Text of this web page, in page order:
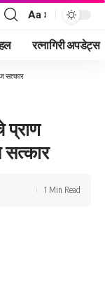
Font
Resizer
Aa
रत्नागिरी अपडेट्स
सत्कार
प्राण
सत्कार
1 Min Read